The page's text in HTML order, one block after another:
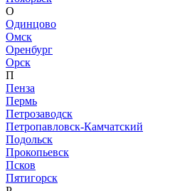
О
Одинцово
Омск
Оренбург
Орск
П
Пенза
Пермь
Петрозаводск
Петропавловск-Камчатский
Подольск
Прокопьевск
Псков
Пятигорск